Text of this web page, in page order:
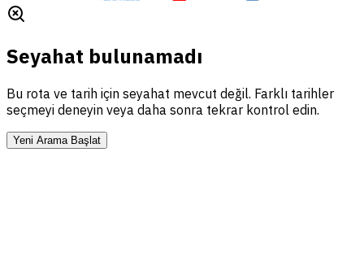
Seyahat bulunamadı
Bu rota ve tarih için seyahat mevcut değil. Farklı tarihler
seçmeyi deneyin veya daha sonra tekrar kontrol edin.
Yeni Arama Başlat